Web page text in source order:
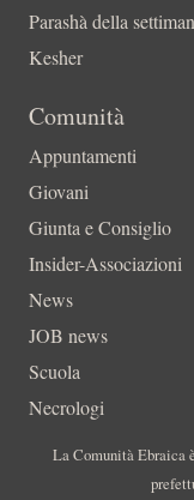
Parashà della
Kesher
Comunità
Appuntamenti
Giovani
Giunta e Consiglio
Insider-Associazioni
News
JOB news
Scuola
Necrologi
La Comunità Ebraica